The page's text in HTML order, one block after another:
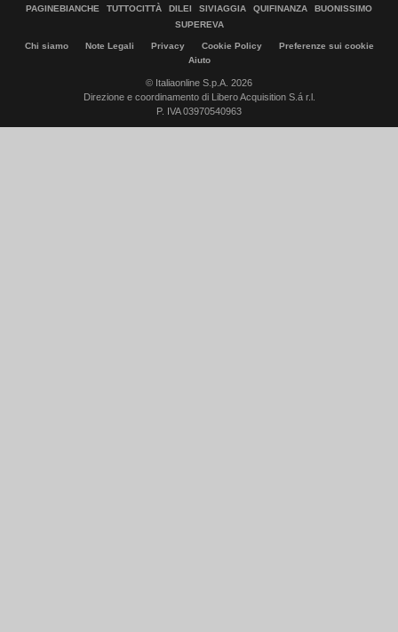
PAGINEBIANCHE
TUTTOCITTÀ DILEI SIVIAGGIA QUIFINANZA
BUONISSIMO
SUPEREVA
Chi siamo Note Legali Privacy Cookie Policy
Preferenze sui cookie
Aiuto
© Italiaonline S.p.A. 2026
Direzione e coordinamento di Libero Acquisition S.á r.l.
P. IVA 03970540963